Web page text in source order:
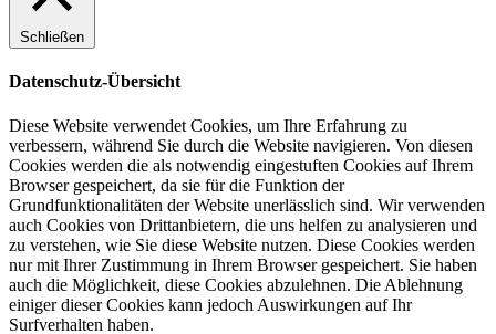
Schließen
Datenschutz-Übersicht
Diese Website verwendet Cookies, um Ihre Erfahrung zu
verbessern, während Sie durch die Website navigieren. Von diesen
Cookies werden die als notwendig eingestuften Cookies auf Ihrem
Browser gespeichert, da sie für die Funktion der
Grundfunktionalitäten der Website unerlässlich sind. Wir verwenden
auch Cookies von Drittanbietern, die uns helfen zu analysieren und
zu verstehen, wie Sie diese Website nutzen. Diese Cookies werden
nur mit Ihrer Zustimmung in Ihrem Browser gespeichert. Sie haben
auch die Möglichkeit, diese Cookies abzulehnen. Die Ablehnung
einiger dieser Cookies kann jedoch Auswirkungen auf Ihr
Surfverhalten haben.